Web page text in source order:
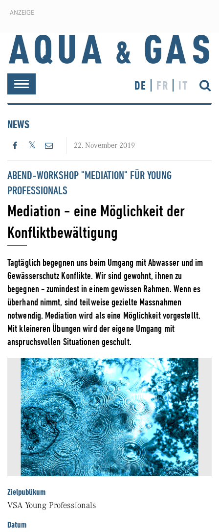
ANZEIGE
Toggle
navigation
DE FR IT
NEWS
22. November 2019
ABEND-WORKSHOP "MEDIATION" FÜR YOUNG
PROFESSIONALS
Mediation - eine Möglichkeit der
Konfliktbewältigung
Tagtäglich begegnen uns beim Umgang mit Abwasser und im
Gewässerschutz Konflikte. Wir sind gewohnt, ihnen zu
begegnen - zumindest in einem gewissen Rahmen. Wenn es
überhand nimmt, sind teilweise gezielte Massnahmen
notwendig. Mediation wird als eine Möglichkeit vorgestellt.
Mit kleineren Übungen wird der eigene Umgang mit
anspruchsvollen Situationen geschult.
Zielpublikum
VSA Young Professionals
Datum